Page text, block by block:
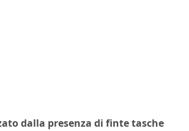
dalla presenza di finte tasche